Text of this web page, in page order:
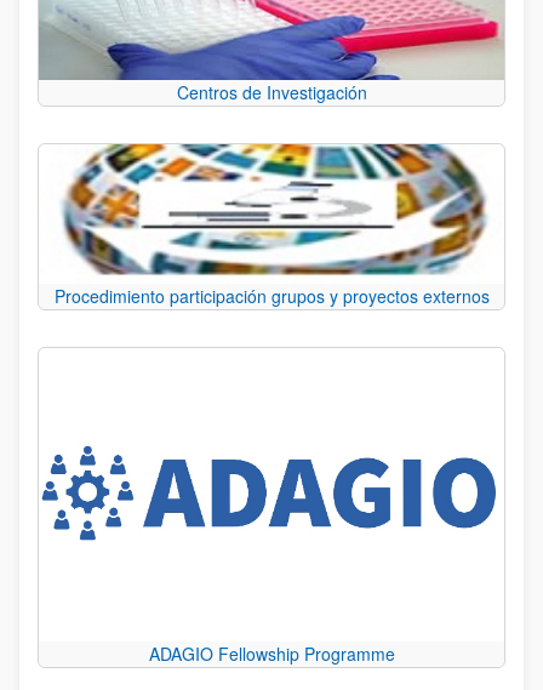
Centros de Investigación
Procedimiento participación grupos y proyectos externos
ADAGIO Fellowship Programme